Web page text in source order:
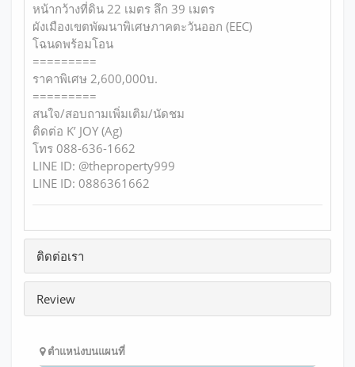
หน้ากว้างที่ดิน 22 เมตร ลึก 39 เมตร
ผังเมืองเขตพัฒนาพิเศษภาคตะวันออก (EEC)
โฉนดพร้อมโอน
=========
ราคาพิเศษ 2,600,000บ.
=========
สนใจ/สอบถามเพิ่มเติม/นัดชม
ติดต่อ K’ JOY (Ag)
โทร 088-636-1662
LINE ID: @theproperty999
LINE ID: 0886361662
ติดต่อเรา
Review
ตำแหน่งบนแผนที่